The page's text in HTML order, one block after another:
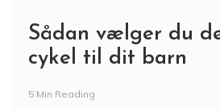
Sådan vælger du
cykel til dit barn
5 Min Reading